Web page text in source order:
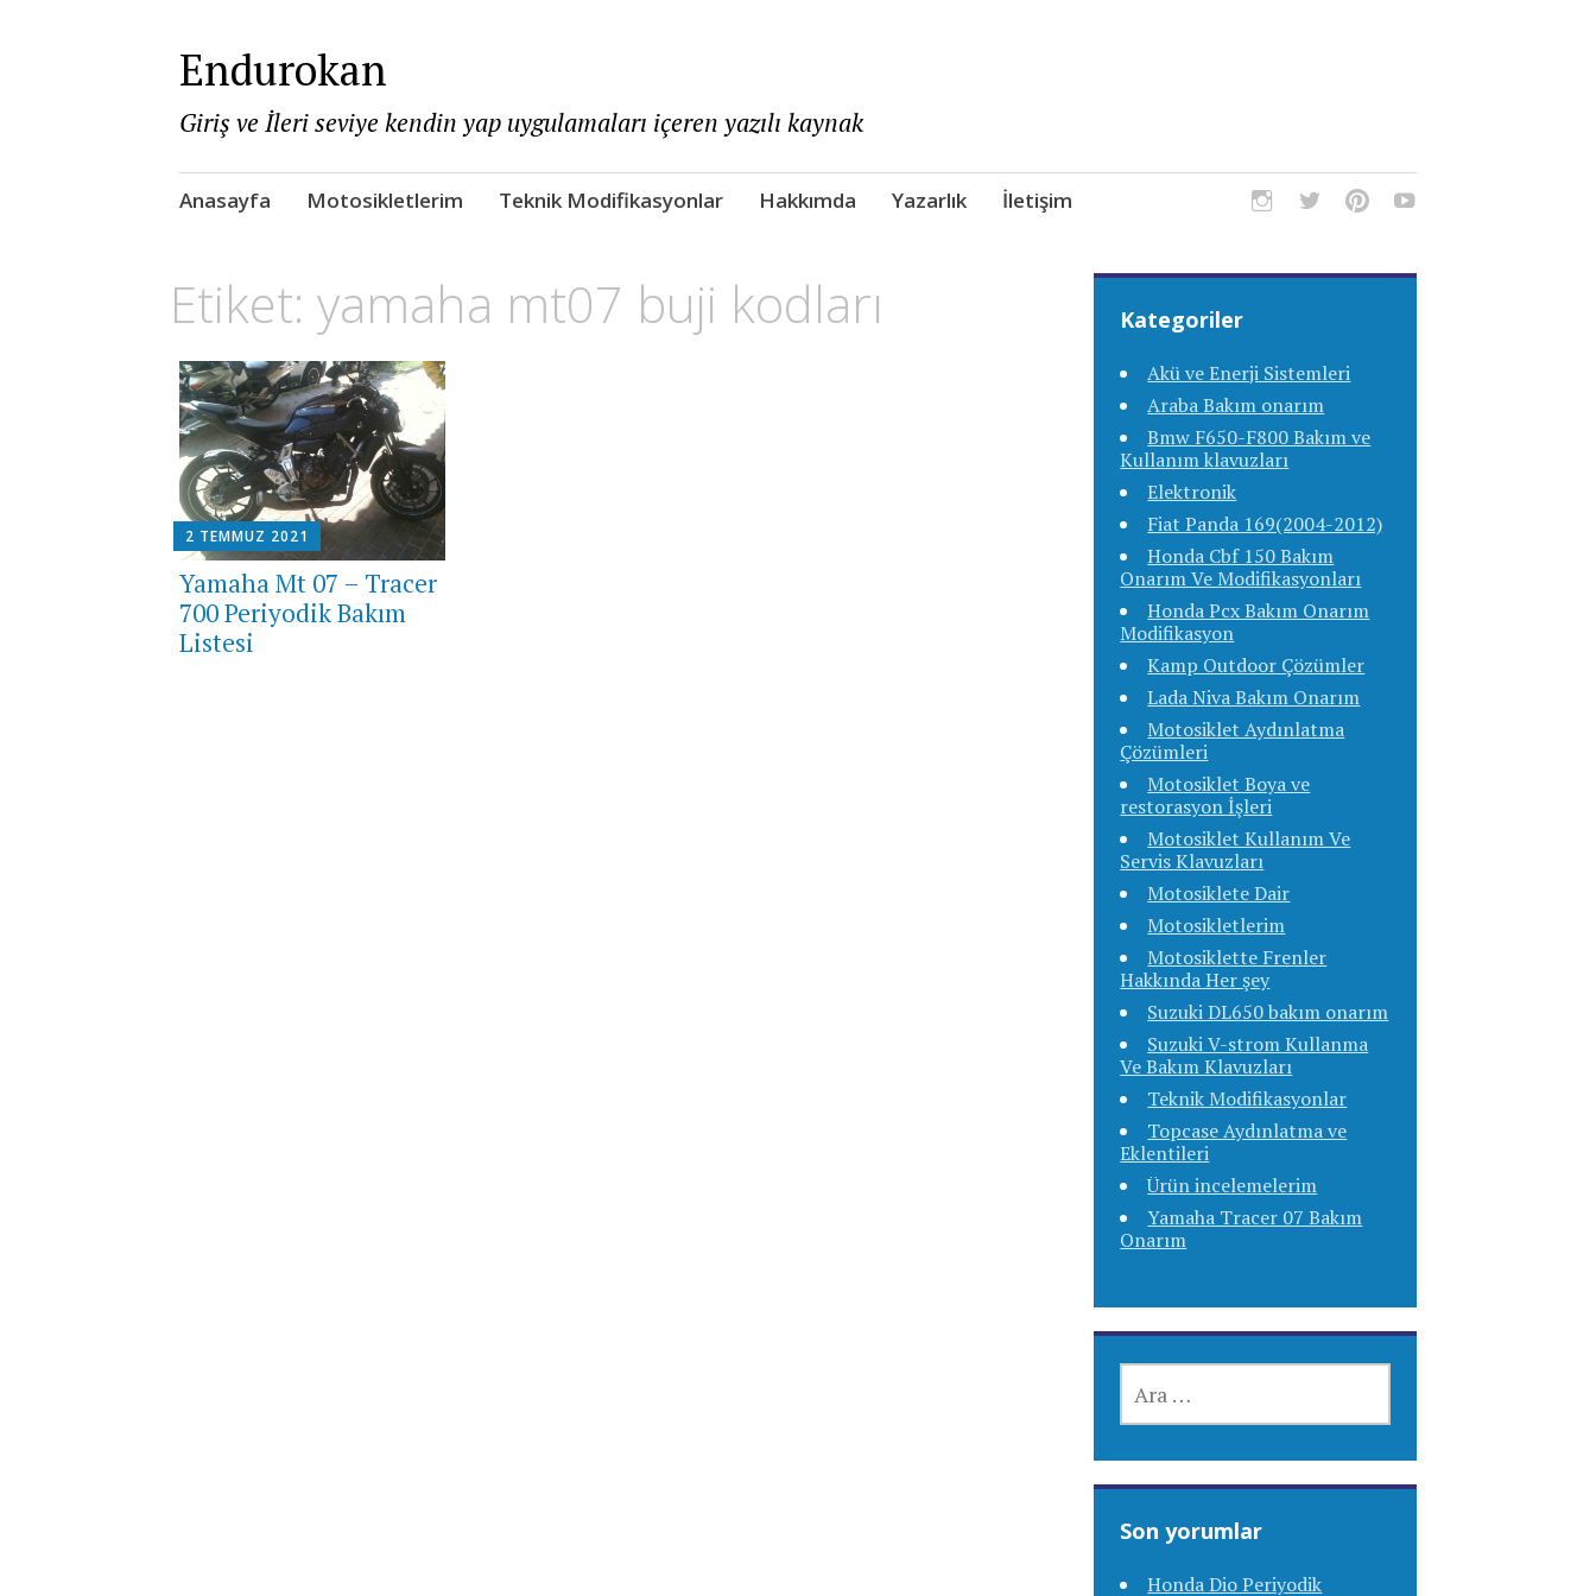
Endurokan
Giriş ve İleri seviye kendin yap uygulamaları içeren yazılı kaynak
Skip
Anasayfa Motosikletlerim Teknik Modifikasyonlar Hakkımda Yazarlık İletişim
Etiket: yamaha mt07 buji kodları
2 TEMMUZ 2021
Yamaha Mt 07 – Tracer
700 Periyodik Bakım
Listesi
Kategoriler
Akü ve Enerji Sistemleri
Araba Bakım onarım
Bmw F650-F800 Bakım ve
Kullanım klavuzları
Elektronik
Fiat Panda 169(2004-2012)
Honda Cbf 150 Bakım
Onarım Ve Modifikasyonları
Honda Pcx Bakım Onarım
Modifikasyon
Kamp Outdoor Çözümler
Lada Niva Bakım Onarım
Motosiklet Aydınlatma
Çözümleri
Motosiklet Boya ve
restorasyon İşleri
Motosiklet Kullanım Ve
Servis Klavuzları
Motosiklete Dair
Motosikletlerim
Motosiklette Frenler
Hakkında Her şey
Suzuki DL650 bakım onarım
Suzuki V-strom Kullanma
Ve Bakım Klavuzları
Teknik Modifikasyonlar
Topcase Aydınlatma ve
Eklentileri
Ürün incelemelerim
Yamaha Tracer 07 Bakım
Onarım
Son yorumlar
Honda Dio Periyodik